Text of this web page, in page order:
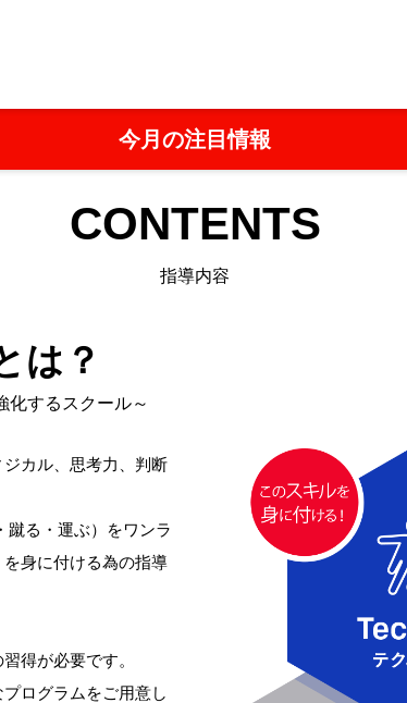
今月の注目情報
指導内容
CONTENTS
指導内容
は？
化するスクール～
カル、思考力、判断
る・運ぶ）をワンラ
身に付ける為の指導
得が必要です。
ログラムをご用意し